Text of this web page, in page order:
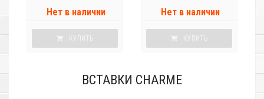
Нет в наличии
КУПИТЬ
Нет в наличии
КУПИТЬ
ВСТАВКИ CHARME